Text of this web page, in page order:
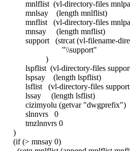
mnlflist (vl-directory-files
mnlsay (length mnlflist)
mnflist (vl-directory-files
mnsay (length mnflist)
support (strcat (vl-filename-
"\\support"
)
lspflist (vl-directory-files
lspsay (length lspflist)
lsflist (vl-directory-files
lssay (length lsflist)
cizimyolu (getvar "dwgprefix")
slnnvrs 0
tmzlnnvrs 0
)
(if (> mnsay 0)